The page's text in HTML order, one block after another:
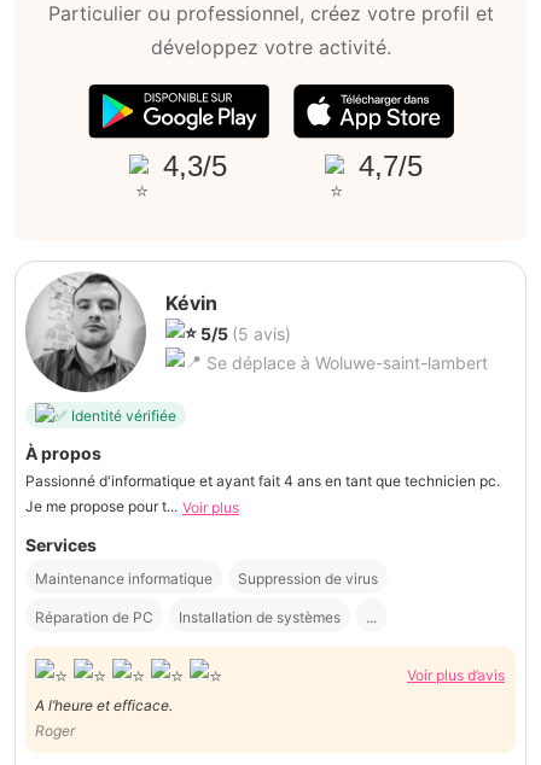
Particulier ou professionnel, créez votre profil et
développez votre activité.
4,3/5 4,7/5
Kévin
5/5 (5 avis)
Se déplace à Woluwe-saint-lambert
Identité vérifiée
À propos
Passionné d'informatique et ayant fait 4 ans en tant que technicien pc.
Je me propose pour t... Voir plus
Services
Maintenance informatique Suppression de virus
Réparation de PC Installation de systèmes ...
Voir plus d’avis
A l’heure et efficace.
Roger